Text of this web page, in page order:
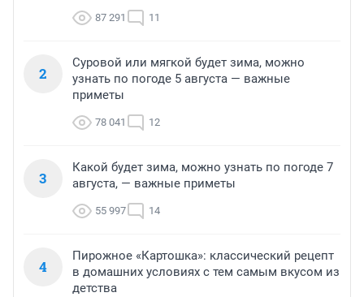
87 291 11
2
Суровой или мягкой будет зима, можно
узнать по погоде 5 августа — важные
приметы
78 041 12
3
Какой будет зима, можно узнать по погоде 7
августа, — важные приметы
55 997 14
4
Пирожное «Картошка»: классический рецепт
в домашних условиях с тем самым вкусом из
детства